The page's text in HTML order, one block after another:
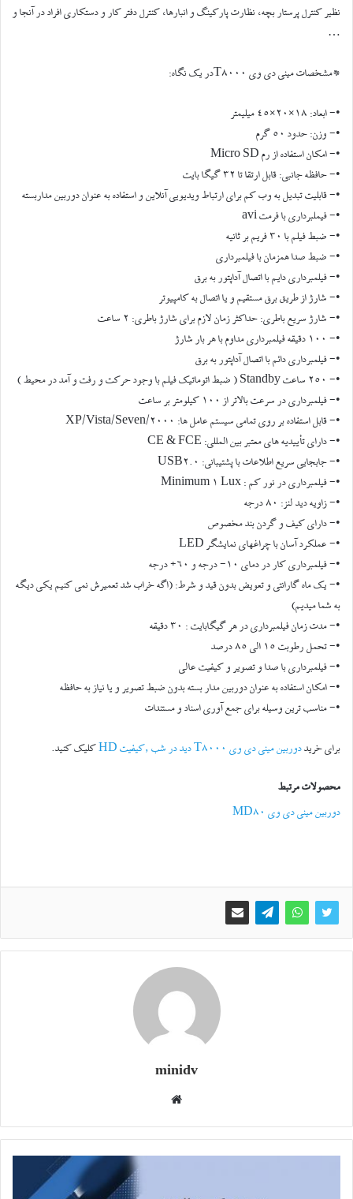
نظیر کنترل پرستار بچه، نظارت پارکینگ و انبارها، کنترل دفتر کار و دستکاری افراد در آنجا و
…
*مشخصات ميني دي وي T8000در يک نگاه:
•- ابعاد: 18×20×45 ميليمتر
•- وزن: حدود 50 گرم
•- امکان استفاده از رم Micro SD
•- حافظه جانبي: قابل ارتقا تا 32 گيگا بايت
•- قابليت تبديل به وب کم براي ارتباط ويديويي آنلاين و استفاده به عنوان دوربين مداربسته
•- فيملبرداري با فرمت avi
•- ضبط فیلم با 30 فريم بر ثانيه
•- ضبط صدا همزمان با فیلمبرداری
•- فيلمبرداري دايم با اتصال آداپتور به برق
•- شارژ از طريق برق مستقيم و يا اتصال به کامپيوتر
•- شارژ سريع باطري: حداکثر زمان لازم براي شارژ باطري: 2 ساعت
•- 100 دقیقه فيلمبرداري مداوم با هر بار شارژ
•- فيلمبرداري دائم با اتصال آداپتور به برق
•- 250 ساعت Standby ( ضبط اتوماتيک فيلم با وجود حرکت و رفت و آمد در محیط )
•- فيلمبرداري در سرعت بالاتر از 100 کيلومتر بر ساعت
•- قابل استفاده بر روي تمامي سيستم عامل ها: 2000/XP/Vista/Seven
•- داراي تأييديه هاي معتبر بين المللي: CE & FCE
•- جابجايي سريع اطلاعات با پشتيباني: USB2.0
•- فيلمبرداري در نور کم : Minimum 1 Lux
•- زاويه ديد لنز: 80 درجه
•- داراي کيف و گردن بند مخصوص
•- عملکرد آسان با چراغهاي نمايشگر LED
•- فیلمبرداری کار در دماي 10- درجه و 60+ درجه
•- يک ماه گارانتي و تعويض بدون قيد و شرط: (اگه خراب شد تعمیرش نمی کنیم یکی دیگه
به شما میدیم)
•- مدت زمان فيلمبرداري در هر گيگابايت : 30 دقيقه
•- تحمل رطوبت 15 الي 85 درصد
•- فيلمبرداري با صدا و تصوير و کيفيت عالي
•- امکان استفاده به عنوان دوربين مدار بسته بدون ضبط تصوير و يا نياز به حافظه
•- مناسب ترين وسيله براي جمع آوري اسناد و مستندات
برای خریددوربین مینی دی وی T8000 دید در شب ,کیفیت HD کلیک کنید.
محصولات مرتبط
دوربین مینی دی وی MD80
minidv